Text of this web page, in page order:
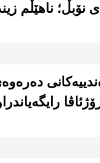
نۆبڵ؛ ناهێڵم